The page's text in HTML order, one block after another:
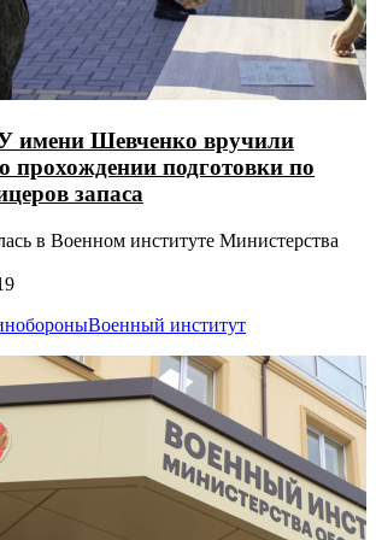
имени Шевченко вручили
прохождении подготовки по
запаса
в Военном институте Министерства
Военный институт